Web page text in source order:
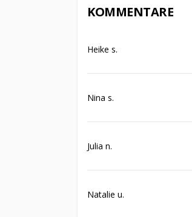
KOMMENTARE
Heike s.
Nina s.
Julia n.
Natalie u.